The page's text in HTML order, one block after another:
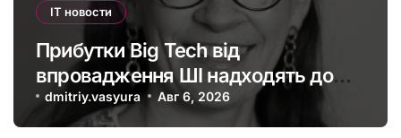
IT новости
Прибутки Big Tech від
впровадження ШІ надходять до
офшорів: як змінити глобальну
податкову систему
dmitriy.vasyura Авг 6, 2026